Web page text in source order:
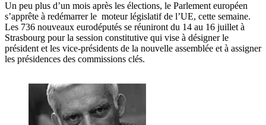
Un peu plus d’un mois après les élections, le Parlement européen
s’apprête à redémarrer le moteur législatif de l’UE, cette semaine.
Les 736 nouveaux eurodéputés se réuniront du 14 au 16 juillet à
Strasbourg pour la session constitutive qui vise à désigner le
président et les vice-présidents de la nouvelle assemblée et à assigner
les présidences des commissions clés.